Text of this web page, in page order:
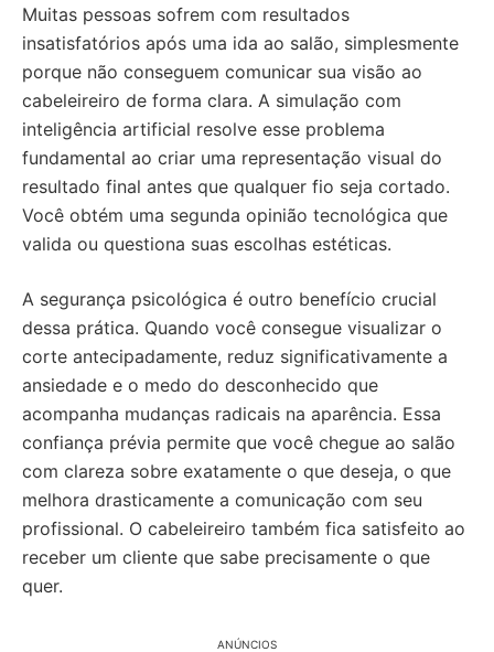
Muitas pessoas sofrem com resultados
insatisfatórios após uma ida ao salão, simplesmente
porque não conseguem comunicar sua visão ao
cabeleireiro de forma clara. A simulação com
inteligência artificial resolve esse problema
fundamental ao criar uma representação visual do
resultado final antes que qualquer fio seja cortado.
Você obtém uma segunda opinião tecnológica que
valida ou questiona suas escolhas estéticas.
A segurança psicológica é outro benefício crucial
dessa prática. Quando você consegue visualizar o
corte antecipadamente, reduz significativamente a
ansiedade e o medo do desconhecido que
acompanha mudanças radicais na aparência. Essa
confiança prévia permite que você chegue ao salão
com clareza sobre exatamente o que deseja, o que
melhora drasticamente a comunicação com seu
profissional. O cabeleireiro também fica satisfeito ao
receber um cliente que sabe precisamente o que
quer.
ANÚNCIOS